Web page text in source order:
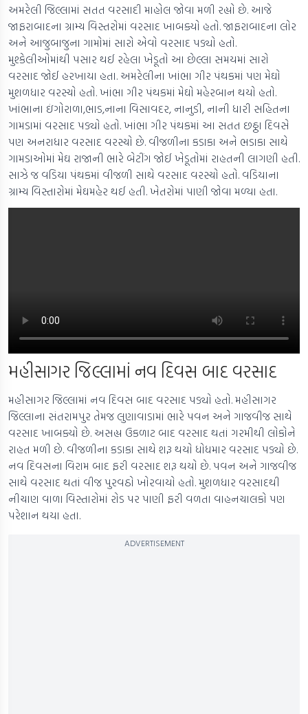
અમરેલી જિલ્લામાં સતત વરસાદી માહોલ જોવા મળી રહ્યો છે. આજે
જાફરાબાદના ગ્રામ્ય વિસ્તરોમાં વરસાદ ખાબક્યો હતો. જાફરાબાદના લોર
અને આજુબાજુના ગામોમાં સારો એવો વરસાદ પડ્યો હતો.
મુશ્કેલીઓમાંથી પસાર થઈ રહેલા ખેડૂતો આ છેલ્લા સમયમાં સારો
વરસાદ જોઈ હરખાયા હતા. અમરેલીના ખાંભા ગીર પંથકમાં પણ મેઘો
મુશળધાર વરસ્યો હતો. ખાંભા ગીર પંથકમાં મેઘો મહેરબાન થયો હતો.
ખાંભાના ઇંગોરાળા,ભાડ,નાના વિસાવદર, નાનુડી, નાની ધારી સહિતના
ગામડામાં વરસાદ પડ્યો હતો. ખાંભા ગીર પંથકમાં આ સતત છઠ્ઠા દિવસે
પણ અનરાધાર વરસાદ વરસ્યો છે. વીજળીના કડાકા અને ભડાકા સાથે
ગામડાઓમાં મેઘ રાજાની ભારે બેટીંગ જોઈ ખેડૂતોમાં રાહતની લાગણી હતી.
સાઝે જ વડિયા પંથકમાં વીજળી સાથે વરસાદ વરસ્યો હતો. વડિયાના
ગ્રામ્ય વિસ્તારોમાં મેઘમહેર થઈ હતી. ખેતરોમાં પાણી જોવા મળ્યા હતા.
મહીસાગર જિલ્લામાં નવ દિવસ બાદ વરસાદ
મહીસાગર જિલ્લામાં નવ દિવસ બાદ વરસાદ પડ્યો હતો. મહીસાગર
જિલ્લાના સંતરામપુર તેમજ લુણાવાડામાં ભારે પવન અને ગાજવીજ સાથે
વરસાદ ખાબક્યો છે. અસહ્ય ઉકળાટ બાદ વરસાદ થતાં ગરમીથી લોકોને
રાહત મળી છે. વીજળીના કડાકા સાથે શરૂ થયો ધોધમાર વરસાદ પડ્યો છે.
નવ દિવસના વિરામ બાદ ફરી વરસાદ શરૂ થયો છે. પવન અને ગાજવીજ
સાથે વરસાદ થતાં વીજ પુરવઠો ખોરવાયો હતો. મુશળધાર વરસાદથી
નીચાણ વાળા વિસ્તારોમાં રોડ પર પાણી ફરી વળતા વાહનચાલકો પણ
પરેશાન થયા હતા.
ADVERTISEMENT